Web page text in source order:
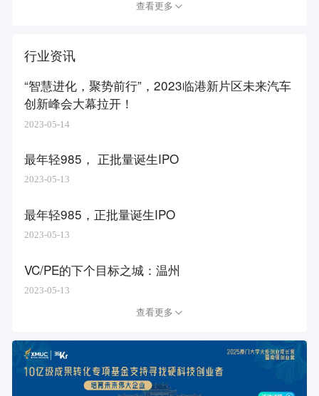
查看更多
行业资讯
“智慧进化，聚势前行”，2023临港新片区未来汽车
创新峰会大幕拉开！
2023-05-14
最年轻985， 正批量诞生IPO
2023-05-13
最年轻985，正批量诞生IPO
2023-05-13
VC/PE的下个目标之城：温州
2023-05-13
查看更多